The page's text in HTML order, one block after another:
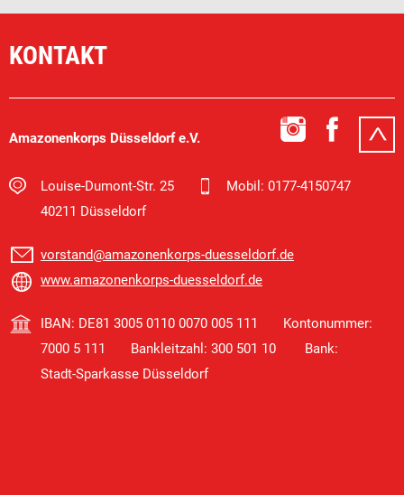
KONTAKT
Amazonenkorps Düsseldorf e.V.
Louise-Dumont-Str. 25
40211 Düsseldorf
Mobil: 0177-4150747
vorstand@amazonenkorps-duesseldorf.de
www.amazonenkorps-duesseldorf.de
IBAN: DE81 3005 0110 0070 005 111 Kontonummer:
7000 5 111 Bankleitzahl: 300 501 10 Bank:
Stadt-Sparkasse Düsseldorf